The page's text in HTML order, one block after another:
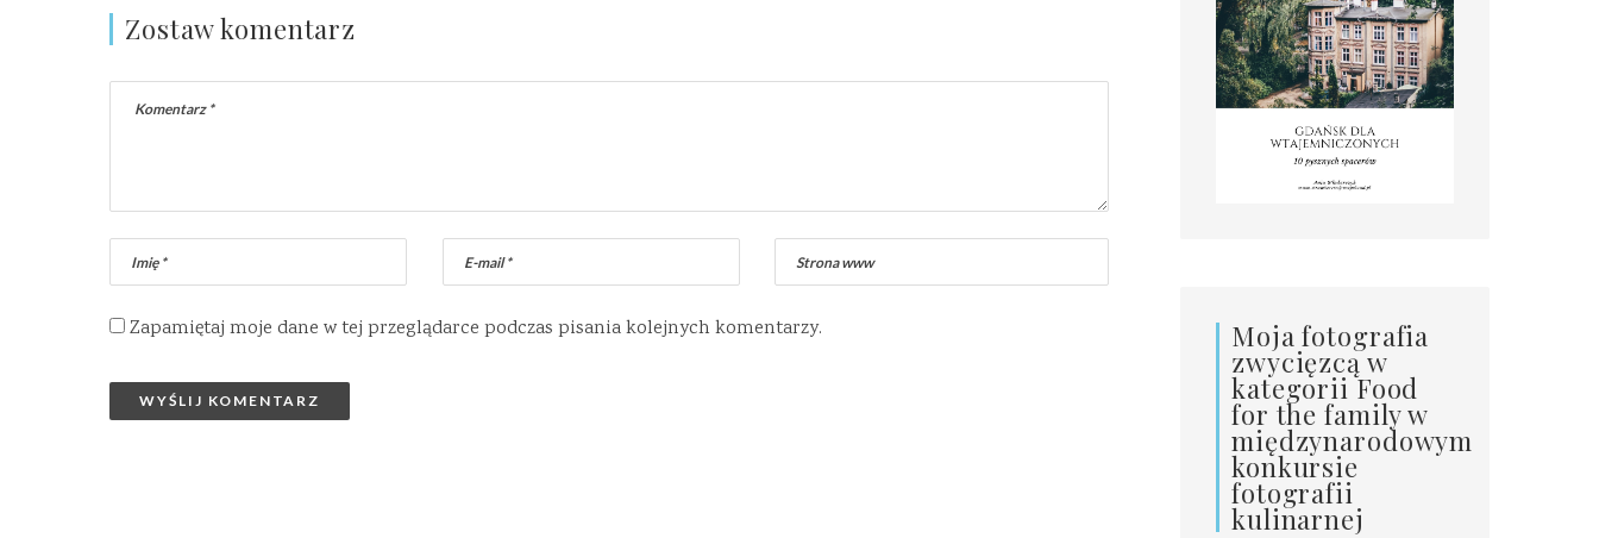
Zostaw komentarz
Zapamiętaj moje dane w tej przeglądarce podczas pisania kolejnych komentarzy. Moja fotografia
zwycięzcą w
kategorii Food
for the family w
międzynarodowym
konkursie
fotografii
kulinarnej